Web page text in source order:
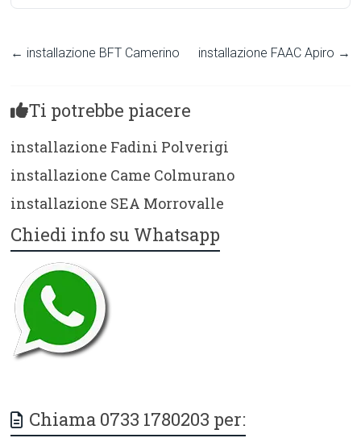
← installazione BFT Camerino installazione FAAC Apiro →
Ti potrebbe piacere
installazione Fadini Polverigi
installazione Came Colmurano
installazione SEA Morrovalle
Chiedi info su Whatsapp
Chiama 0733 1780203 per: